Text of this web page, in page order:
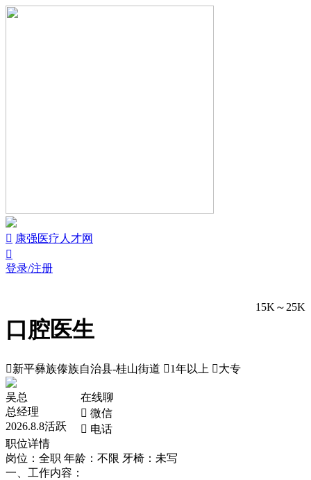
 康强医疗人才网

登录/注册
口腔医生
15K～25K
新平彝族傣族自治县-桂山街道 1年以上 大专
吴总
总经理
2026.8.8活跃
在线聊
 微信
 电话
职位详情
岗位：全职 年龄：不限 牙椅：未写
一、工作内容：